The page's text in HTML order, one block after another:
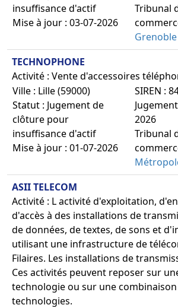
insuffisance d'actif
Mise à jour : 03-07-2026
Tribunal
Grenoble
TECHNOPHONE
Activité : Vente d'accessoires
Ville : Lille (59000)
Statut : Jugement de
clôture pour
insuffisance d'actif
Mise à jour : 01-07-2026
SIREN :
2026
Tribunal
ASII TELECOM
Activité : L activité d'exploitation,
d'accès à des installations de
de données, de textes, de sons et
utilisant une infrastructure de
Filaires. Les installations de
Ces activités peuvent reposer sur
technologie ou sur une
technologies.